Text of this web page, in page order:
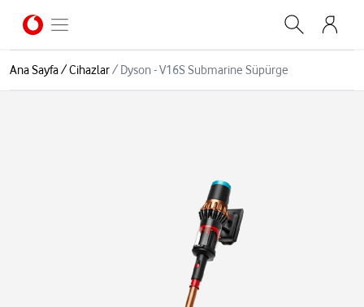
Ana Sayfa/Cihazlar/ Dyson - V16S Submarine Süpürge